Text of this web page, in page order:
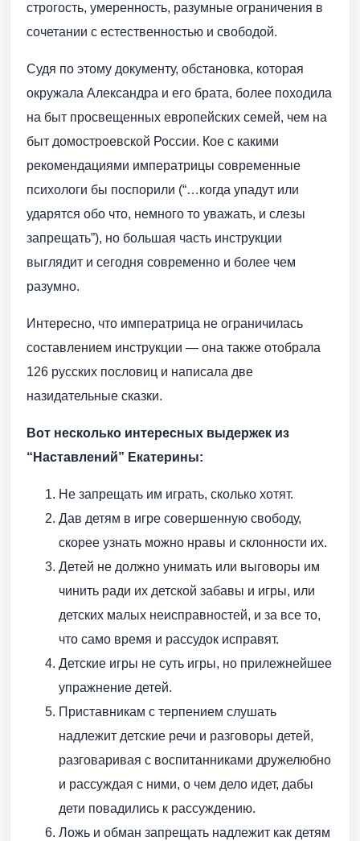
строгость, умеренность, разумные ограничения в
сочетании с естественностью и свободой.
Судя по этому документу, обстановка, которая
окружала Александра и его брата, более походила
на быт просвещенных европейских семей, чем на
быт домостроевской России. Кое с какими
рекомендациями императрицы современные
психологи бы поспорили (“…когда упадут или
ударятся обо что, немного то уважать, и слезы
запрещать”), но большая часть инструкции
выглядит и сегодня современно и более чем
разумно.
Интересно, что императрица не ограничилась
составлением инструкции — она также отобрала
126 русских пословиц и написала две
назидательные сказки.
Вот несколько интересных выдержек из
“Наставлений” Екатерины:
Не запрещать им играть, сколько хотят.
Дав детям в игре совершенную свободу,
скорее узнать можно нравы и склонности их.
Детей не должно унимать или выговоры им
чинить ради их детской забавы и игры, или
детских малых неисправностей, и за все то,
что само время и рассудок исправят.
Детские игры не суть игры, но прилежнейшее
упражнение детей.
Приставникам с терпением слушать
надлежит детские речи и разговоры детей,
разговаривая с воспитанниками дружелюбно
и рассуждая с ними, о чем дело идет, дабы
дети повадились к рассуждению.
Ложь и обман запрещать надлежит как детям